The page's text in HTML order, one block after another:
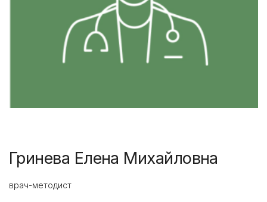
Гринева Елена Михайловна
врач-методист